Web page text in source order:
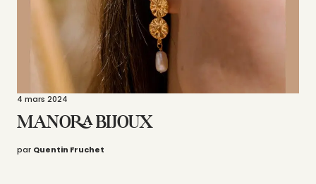
4 mars 2024
MANORA BIJOUX
par Quentin Fruchet